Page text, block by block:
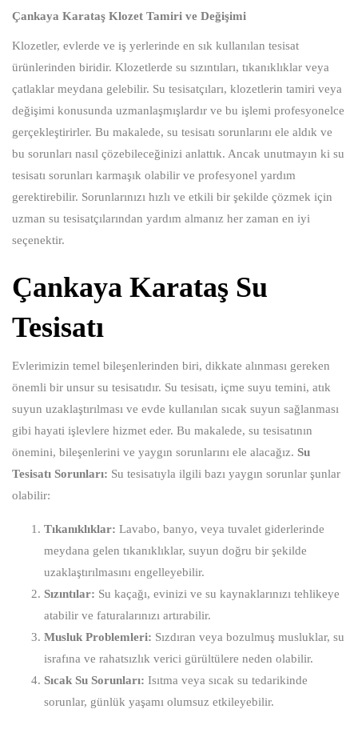
Çankaya Karataş Klozet Tamiri ve Değişimi
Klozetler, evlerde ve iş yerlerinde en sık kullanılan tesisat
ürünlerinden biridir. Klozetlerde su sızıntıları, tıkanıklıklar veya
çatlaklar meydana gelebilir. Su tesisatçıları, klozetlerin tamiri veya
değişimi konusunda uzmanlaşmışlardır ve bu işlemi profesyonelce
gerçekleştirirler. Bu makalede, su tesisatı sorunlarını ele aldık ve
bu sorunları nasıl çözebileceğinizi anlattık. Ancak unutmayın ki su
tesisatı sorunları karmaşık olabilir ve profesyonel yardım
gerektirebilir. Sorunlarınızı hızlı ve etkili bir şekilde çözmek için
uzman su tesisatçılarından yardım almanız her zaman en iyi
seçenektir.
Çankaya Karataş Su
Tesisatı
Evlerimizin temel bileşenlerinden biri, dikkate alınması gereken
önemli bir unsur su tesisatıdır. Su tesisatı, içme suyu temini, atık
suyun uzaklaştırılması ve evde kullanılan sıcak suyun sağlanması
gibi hayati işlevlere hizmet eder. Bu makalede, su tesisatının
önemini, bileşenlerini ve yaygın sorunlarını ele alacağız. Su
Tesisatı Sorunları: Su tesisatıyla ilgili bazı yaygın sorunlar şunlar
olabilir:
Tıkanıklıklar: Lavabo, banyo, veya tuvalet giderlerinde
meydana gelen tıkanıklıklar, suyun doğru bir şekilde
uzaklaştırılmasını engelleyebilir.
Sızıntılar: Su kaçağı, evinizi ve su kaynaklarınızı tehlikeye
atabilir ve faturalarınızı artırabilir.
Musluk Problemleri: Sızdıran veya bozulmuş musluklar, su
israfına ve rahatsızlık verici gürültülere neden olabilir.
Sıcak Su Sorunları: Isıtma veya sıcak su tedarikinde
sorunlar, günlük yaşamı olumsuz etkileyebilir.